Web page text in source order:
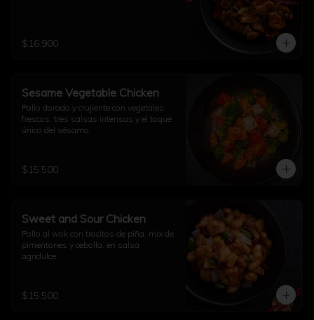
$16.900
Sesame Vegetable Chicken
Pollo dorado y crujiente con vegetales
frescos, tres salsas intensas y el toque
único del sésamo.
$15.500
Sweet and Sour Chicken
Pollo al wok con trocitos de piña, mix de
pimentones y cebolla, en salsa
agridulce.
$15.500